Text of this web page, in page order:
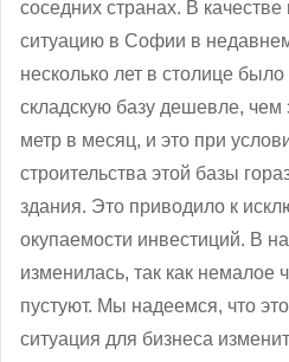
соседних странах. В
ситуацию в Софии в
несколько лет в столице
складскую базу дешевле, чем
метр в месяц, и это при
строительства этой базы
здания. Это приводило к
окупаемости инвестиций. В
изменилась, так как немалое
пустуют. Мы надеемся, что
ситуация для бизнеса